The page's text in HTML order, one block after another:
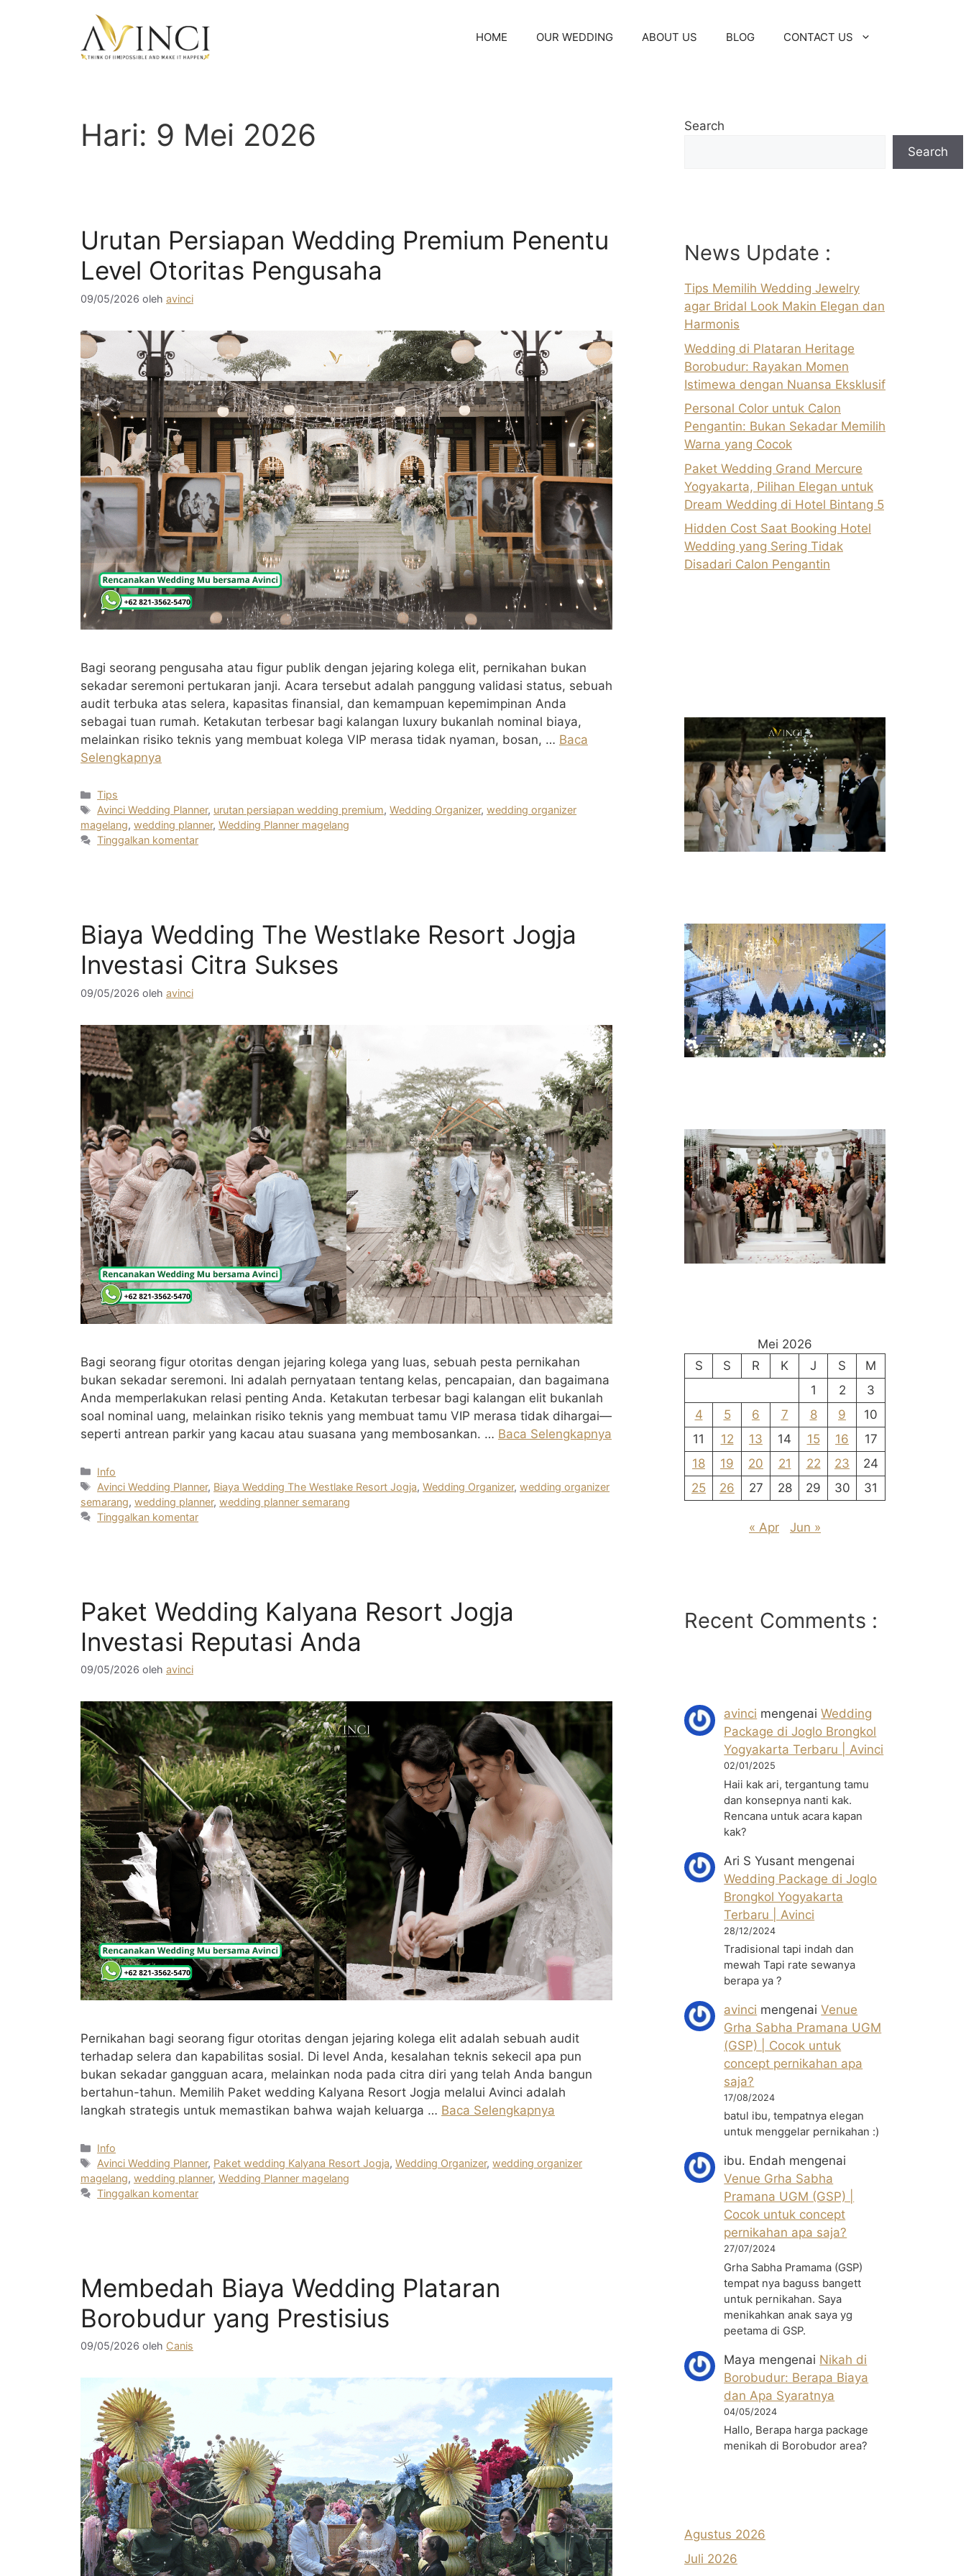
HOME OUR WEDDING ABOUT US BLOG CONTACT US
Hari: 9 Mei 2026
Urutan Persiapan Wedding Premium Penentu
Level Otoritas Pengusaha
09/05/2026 oleh avinci
Bagi seorang pengusaha atau figur publik dengan jejaring kolega elit, pernikahan bukan
sekadar seremoni pertukaran janji. Acara tersebut adalah panggung validasi status, sebuah
audit terbuka atas selera, kapasitas finansial, dan kemampuan kepemimpinan Anda
sebagai tuan rumah. Ketakutan terbesar bagi kalangan luxury bukanlah nominal biaya,
melainkan risiko teknis yang membuat kolega VIP merasa tidak nyaman, bosan, … Baca
Selengkapnya
Kategori
Tips
Tag
Avinci Wedding Planner, urutan persiapan wedding premium,Wedding Organizer,wedding organizer
magelang, wedding planner, Wedding Planner magelang
Tinggalkan komentar
Biaya Wedding The Westlake Resort Jogja
Investasi Citra Sukses
09/05/2026 oleh avinci
Bagi seorang figur otoritas dengan jejaring kolega yang luas, sebuah pesta pernikahan
bukan sekadar seremoni. Ini adalah pernyataan tentang kelas, pencapaian, dan bagaimana
Anda memperlakukan relasi penting Anda. Ketakutan terbesar bagi kalangan elit bukanlah
soal nominal uang, melainkan risiko teknis yang membuat tamu VIP merasa tidak dihargai—
seperti antrean parkir yang kacau atau suasana yang membosankan. … Baca Selengkapnya
Kategori
Info
Tag
Avinci Wedding Planner, Biaya Wedding The Westlake Resort Jogja,Wedding Organizer,wedding organizer
semarang, wedding planner, wedding planner semarang
Tinggalkan komentar
Paket Wedding Kalyana Resort Jogja
Investasi Reputasi Anda
09/05/2026 oleh avinci
Pernikahan bagi seorang figur otoritas dengan jejaring kolega elit adalah sebuah audit
terhadap selera dan kapabilitas sosial. Di level Anda, kesalahan teknis sekecil apa pun
bukan sekadar gangguan acara, melainkan noda pada citra diri yang telah Anda bangun
bertahun-tahun. Memilih Paket wedding Kalyana Resort Jogja melalui Avinci adalah
langkah strategis untuk memastikan bahwa wajah keluarga … Baca Selengkapnya
Kategori
Info
Tag
Avinci Wedding Planner, Paket wedding Kalyana Resort Jogja,Wedding Organizer,wedding organizer
magelang, wedding planner, Wedding Planner magelang
Tinggalkan komentar
Membedah Biaya Wedding Plataran
Borobudur yang Prestisius
09/05/2026 oleh Canis
Search
Search
News Update :
Tips Memilih Wedding Jewelry
agar Bridal Look Makin Elegan dan
Harmonis
Wedding di Plataran Heritage
Borobudur: Rayakan Momen
Istimewa dengan Nuansa Eksklusif
Personal Color untuk Calon
Pengantin: Bukan Sekadar Memilih
Warna yang Cocok
Paket Wedding Grand Mercure
Yogyakarta, Pilihan Elegan untuk
Dream Wedding di Hotel Bintang 5
Hidden Cost Saat Booking Hotel
Wedding yang Sering Tidak
Disadari Calon Pengantin
Mei 2026
S
S R K J S
M
1
2
3
4
5 6 7 8 9
10
11
12 13 14 15 16
17
18
19 20 21 22 23
24
25
26 27 28 29 30 31
« Apr Jun »
Recent Comments :
avinci mengenaiWedding
Package di Joglo Brongkol
Yogyakarta Terbaru | Avinci
02/01/2025
Haii kak ari, tergantung tamu
dan konsepnya nanti kak.
Rencana untuk acara kapan
kak?
Ari S Yusant mengenai
Wedding Package di Joglo
Brongkol Yogyakarta
Terbaru | Avinci
28/12/2024
Tradisional tapi indah dan
mewah Tapi rate sewanya
berapa ya ?
avinci mengenaiVenue
Grha Sabha Pramana UGM
(GSP) | Cocok untuk
concept pernikahan apa
saja?
17/08/2024
batul ibu, tempatnya elegan
untuk menggelar pernikahan :)
ibu. Endah mengenai
Venue Grha Sabha
Pramana UGM (GSP) |
Cocok untuk concept
pernikahan apa saja?
27/07/2024
Grha Sabha Pramama (GSP)
tempat nya baguss bangett
untuk pernikahan. Saya
menikahkan anak saya yg
peetama di GSP.
Maya mengenai Nikah di
Borobudur: Berapa Biaya
dan Apa Syaratnya
04/05/2024
Hallo, Berapa harga package
menikah di Borobudor area?
Agustus 2026
Juli 2026